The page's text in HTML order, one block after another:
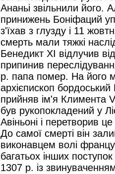
Ананьі звільнили його.
принижень Боніфаций
з'їхав з глузду і 11
смерть мали тяжкі
Бенедикт XI відлучив
припинив
р. папа помер. На його
архієпископ
прийняв ім'я Климента
був рукопокладений у
Авіньоні і перетворив
До самої смерті він
виконавцем волі
багатьох інших
1307 р. із